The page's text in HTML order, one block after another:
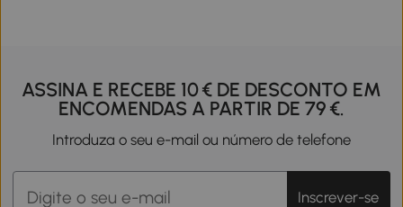
ASSINA E RECEBE 10 € DE DESCONTO EM
ENCOMENDAS A PARTIR DE 79 €.
Introduza o seu e-mail ou número de telefone
Inscrever-se